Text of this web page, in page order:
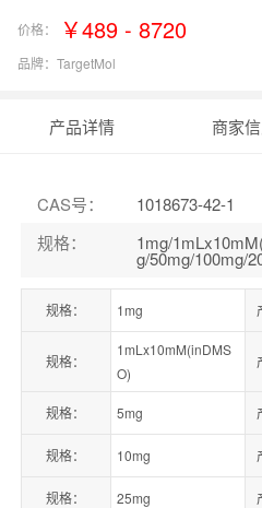
价格： ￥489 - 8720
品牌： TargetMol
产品详情 商家
CAS号：
1018673-42-1
规格： 1mg/
g/50mg/100mg/
规格： 1mg
规格：
1mLx10mM(inDMS
O)
规格： 5mg
规格： 10mg
规格： 25mg